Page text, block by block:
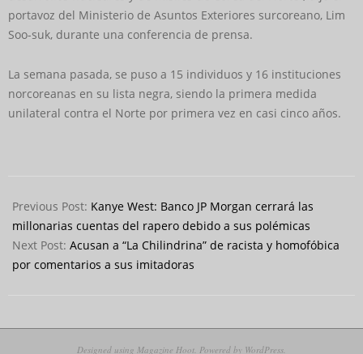
portavoz del Ministerio de Asuntos Exteriores surcoreano, Lim
Soo-suk, durante una conferencia de prensa.
La semana pasada, se puso a 15 individuos y 16 instituciones
norcoreanas en su lista negra, siendo la primera medida
unilateral contra el Norte por primera vez en casi cinco años.
10-
18
Previous Post: Kanye West: Banco JP Morgan cerrará las
millonarias cuentas del rapero debido a sus polémicas
Next Post: Acusan a “La Chilindrina” de racista y homofóbica
por comentarios a sus imitadoras
Designed using Magazine Hoot . Powered by WordPress